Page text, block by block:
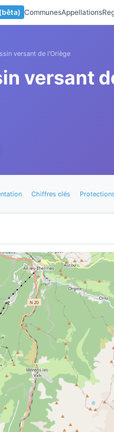
CommunesAppellations
versant de l'Oriège
versant
Chiffres clés